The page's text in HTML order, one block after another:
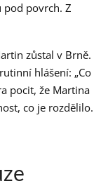
povrch. Z
zůstal v Brně.
hlášení: „Co
pocit, že Martina
co je rozdělilo.